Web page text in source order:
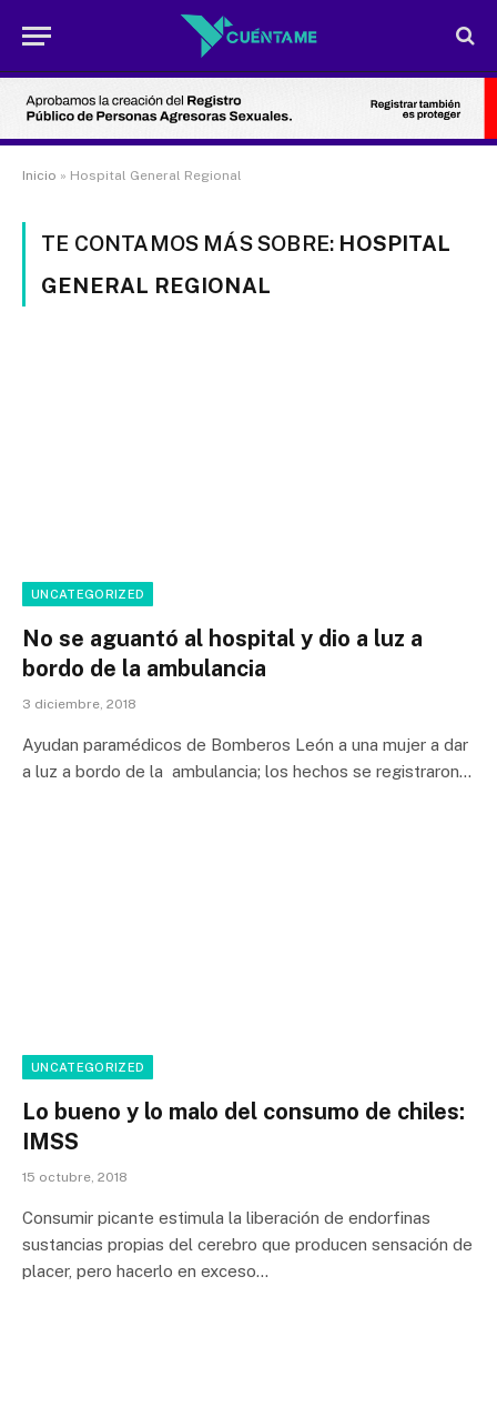
Inicio » Hospital General Regional
TE CONTAMOS MÁS SOBRE: HOSPITAL
GENERAL REGIONAL
UNCATEGORIZED
No se aguantó al hospital y dio a luz a
bordo de la ambulancia
3 diciembre, 2018
Ayudan paramédicos de Bomberos León a una mujer a dar
a luz a bordo de la ambulancia; los hechos se registraron…
UNCATEGORIZED
Lo bueno y lo malo del consumo de chiles:
IMSS
15 octubre, 2018
Consumir picante estimula la liberación de endorfinas
sustancias propias del cerebro que producen sensación de
placer, pero hacerlo en exceso…